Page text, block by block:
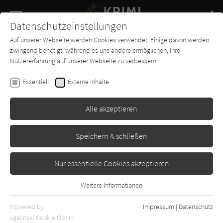
SUCHE
Buch-
Entdecker
Forum Charts
Leonardo Sciascia
Das ägyptische Konzil
Erschienen: Januar 1967
Datenschutzeinstellungen
Auf unserer Webseite werden Cookies verwendet. Einige davon werden
zwingend benötigt, während es uns andere ermöglichen, Ihre
Nutzererfahrung auf unserer Webseite zu verbessern.
Essentiell Externe Inhalte
Alle akzeptieren
Speichern & schließen
Nur essentielle Cookies akzeptieren
Essentielle Cookies werden für grundlegende Funktionen der
Webseite benötigt. Dadurch ist gewährleistet, dass die Webseite
Weitere Informationen
Powered by
sgalinski Cookie Opt In
Impressum | Datenschutz